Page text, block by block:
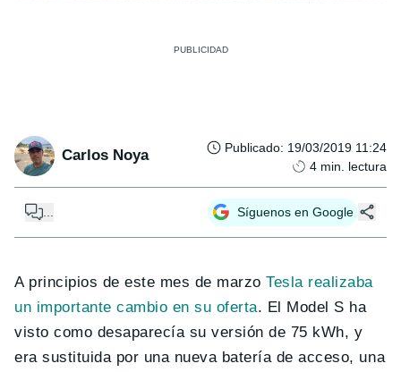
Carlos Noya Publicado: 19/03/2019 11:24
4 min. lectura
Síguenos en Google
A principios de este mes de marzoTesla realizaba
un importante cambio en su oferta. El Model S ha
visto como desaparecía su versión de 75 kWh, y
era sustituida por una nueva batería de acceso, una